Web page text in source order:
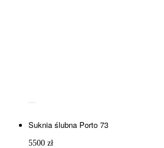
Suknia ślubna Porto 73
5500 zł